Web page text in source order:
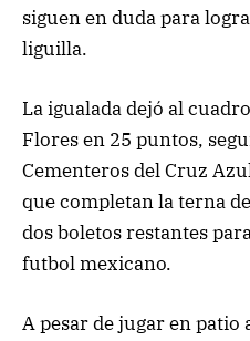
siguen en duda para
liguilla.
La igualada dejó al
Flores en 25 puntos,
Cementeros del Cruz
que completan la terna
dos boletos restantes
futbol mexicano.
A pesar de jugar en